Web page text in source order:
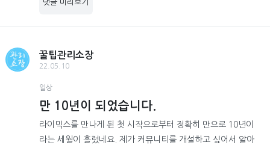
댓글 미리보기
꿀팁관리소장
22.05.10
일상
만 10년이 되었습니다.
라이믹스를 만나게 된 첫 시작으로부터 정확히 만으로 10년이
라는 세월이 흘렀네요. 제가 커뮤니티를 개설하고 싶어서 알아